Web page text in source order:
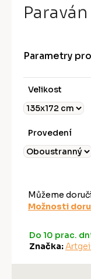
produktu
je
5
hvězdiček.
Parametry
Velikost
Provedení
Můžeme
Možnosti
Do 10 prac.
Značka: